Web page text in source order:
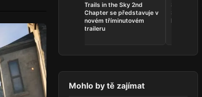
Gothic i datum Way of the
Hunter 2
Trails in the Sky 2nd
Chapter se představuje v
novém tříminutovém
traileru
Serious
konci
Mohlo by tě zajímat